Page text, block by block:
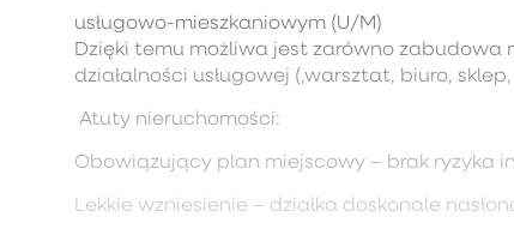
usługowo-mieszkaniowym (U/M)
Dzięki temu możliwa jest zarówno
działalności usługowej (,warsztat, biuro,
Atuty nieruchomości:
Obowiązujący plan miejscowy – brak ryzyka
Lekkie wzniesienie – działka doskonale